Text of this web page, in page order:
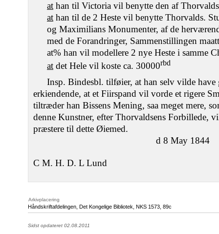
at han til Victoria vil benytte den af
at han til de 2 Heste vil benytte Thorvalds.
og Maximilians Monumenter, af de
med de Forandringer, Sammenstillingen
at% han vil modellere 2 nye Heste i samme
at det Hele vil koste ca. 30000rbd
Insp. Bindesbl. tilføier, at han selv vilde
erkiendende, at et Fiirspand vil vorde et rigere
tiltræder han Bissens Mening, saa meget mere,
denne Kunstner, efter Thorvaldsens Forbillede,
præstere til dette Øiemed.
d 8 May 1844
C M. H. D. L Lund
Arkivplacering
Håndskriftafdelingen, Det Kongelige Bibliotek, NKS 1573 , 89c
Sidst opdateret 02.08.2011